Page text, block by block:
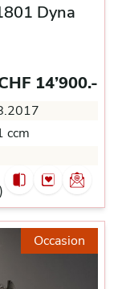
Dyna
14’900.-
ccm
Occasion